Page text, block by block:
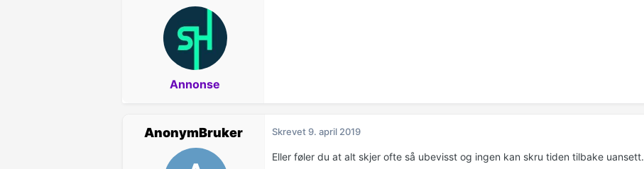
Annonse
AnonymBruker Skrevet9. april 2019
Eller føler du at alt skjer ofte så ubevisst og ingen kan skru tiden tilbake uansett.